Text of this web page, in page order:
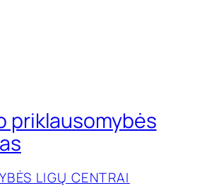
priklausomybės
LIGŲ CENTRAI